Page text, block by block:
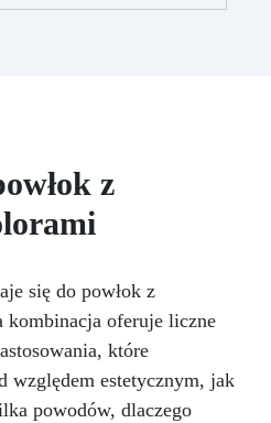
z
się do powłok z
oferuje liczne
które
względem estetycznym, jak
powodów, dlaczego